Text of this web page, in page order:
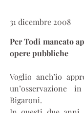
31 dicembre 2008
Per Todi mancato
opere pubbliche
Voglio anch’io
un’osservazione
Bigaroni.